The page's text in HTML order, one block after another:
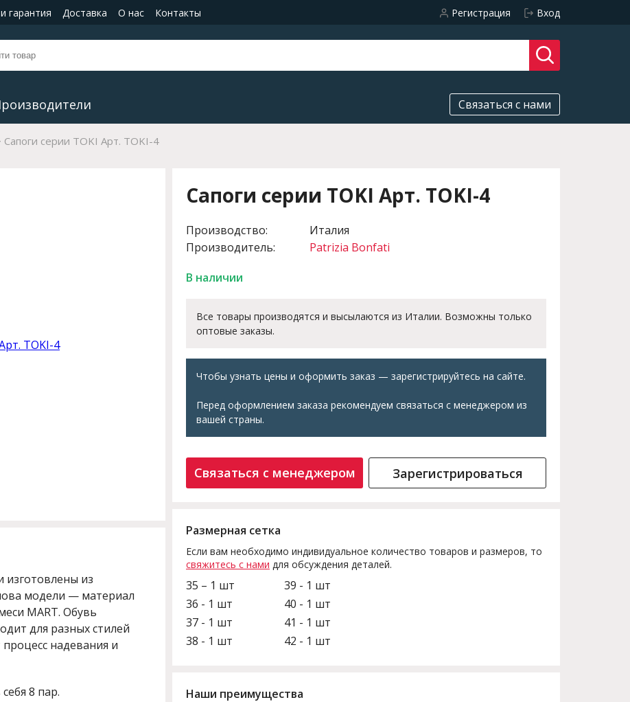
гарантия Доставка О нас Контакты Регистрация Вход
Связаться с нами
Сапоги серии TOKI Арт. TOKI-4
изготовлены из
модели — материал
MART. Обувь
для разных стилей
надевания и
8 пар.
Сапоги серии TOKI Арт. TOKI-4
Производство:
Производитель:
Италия
Patrizia Bonfati
В наличии
Все товары производятся и высылаются из Италии. Возможны только
оптовые заказы.
Чтобы узнать цены и оформить заказ — зарегистрируйтесь на сайте.
Перед оформлением заказа рекомендуем связаться с менеджером из
вашей страны.
Связаться с менеджером Зарегистрироваться
Размерная сетка
Если вам необходимо индивидуальное количество товаров и размеров, то
свяжитесь с нами для обсуждения деталей.
35 – 1 шт
36 - 1 шт
37 - 1 шт
38 - 1 шт
39 - 1 шт
40 - 1 шт
41 - 1 шт
42 - 1 шт
Наши преимущества